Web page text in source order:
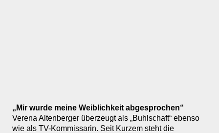
„Mir wurde meine Weiblichkeit abgesprochen“
Verena Altenberger überzeugt als „Buhlschaft“ ebenso
wie als TV-Kommissarin. Seit Kurzem steht die